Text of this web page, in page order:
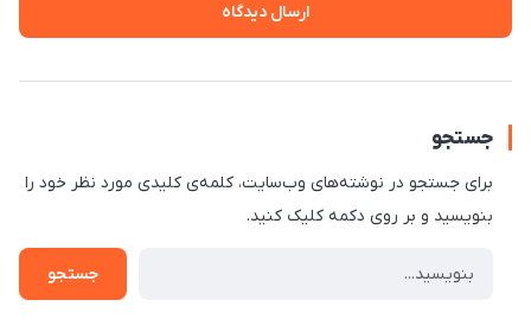
ارسال دیدگاه
جستجو
برای جستجو در نوشته‌های وب‌سایت، کلمه‌ی کلیدی مورد نظر خود را
بنویسید و بر روی دکمه کلیک کنید.
جستجو